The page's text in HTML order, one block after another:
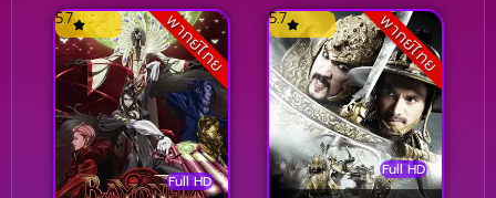
พากย์ไทย
Full HD
5.7 พากย์ไทย
Full HD
5.7